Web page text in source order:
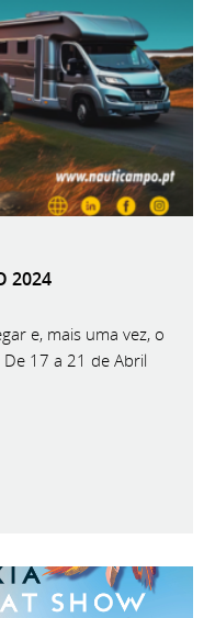
2024
e, mais uma vez, o
17 a 21 de Abril